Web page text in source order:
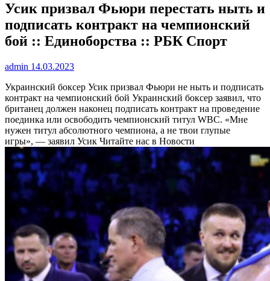
Усик призвал Фьюри перестать ныть и
подписать контракт на чемпионский
бой :: Единоборства :: РБК Спорт
admin 14.03.2023
Украинский боксер Усик призвал Фьюри не ныть и подписать
контракт на чемпионский бой Украинский боксер заявил, что
британец должен наконец подписать контракт на проведение
поединка или освободить чемпионский титул WBC. «Мне
нужен титул абсолютного чемпиона, а не твои глупые
игры», — заявил Усик Читайте нас в Новости